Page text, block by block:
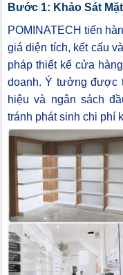
Bước 1: Khảo Sát
POMINATECH tiến
giá diện tích, kết cấu
pháp thiết kế cửa
doanh. Ý tưởng được
hiệu và ngân sách
tránh phát sinh chi phí